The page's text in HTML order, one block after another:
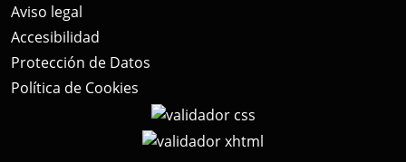
Aviso legal
Accesibilidad
Protección de Datos
Política de Cookies